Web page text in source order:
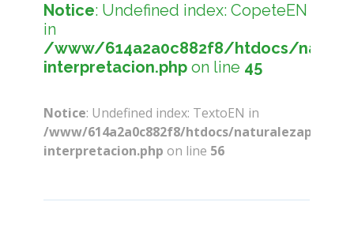
Notice: Undefined index: CopeteEN
in
/www/614a2a0c882f8/htdocs/
interpretacion.php on line 45
Notice: Undefined index: TextoEN in
/www/614a2a0c882f8/htdocs/
interpretacion.php on line 56